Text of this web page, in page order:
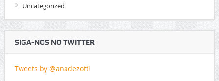
Uncategorized
SIGA-NOS NO TWITTER
Tweets by @anadezotti